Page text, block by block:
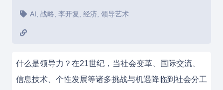
AI 战略 李开复 经济, 领导艺术
什么是领导力？在21世纪，当社会变革、国际交流、
信息技术、个性发展等诸多挑战与机遇降临到社会分工